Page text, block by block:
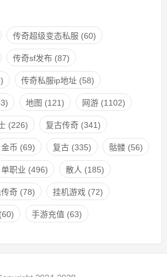
传奇超级变态私服 (60)
传奇sf发布(87)
传奇私服ip地址(58)
地图 (121) 网游(1102)
(226) 复古传奇(341)
金币 (69) 复古(335) 骷髅(56)
单职业 (496) 散人 (185)
奇(78) 挂机游戏 (72)
(60) 手游充值 (63)